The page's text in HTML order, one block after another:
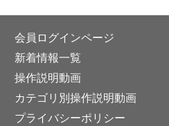
会員ログインページ
新着情報一覧
操作説明動画
カテゴリ別操作説明動画
プライバシーポリシー